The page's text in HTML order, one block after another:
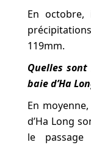
En
119mm.
Quelles
baie d’Ha
En
d’Ha Long
le passage